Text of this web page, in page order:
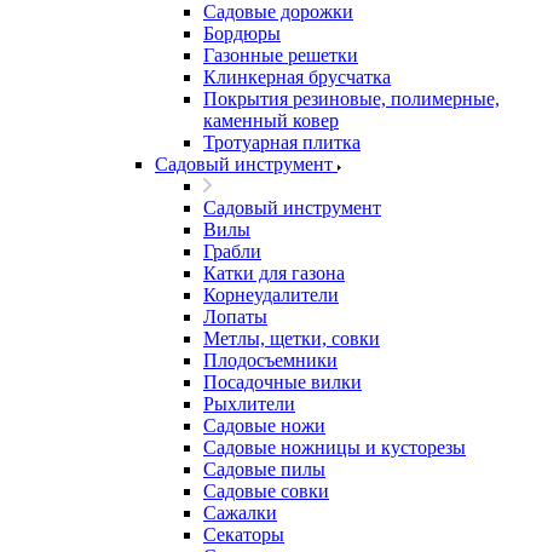
Садовые дорожки
Бордюры
Газонные решетки
Клинкерная брусчатка
Покрытия резиновые, полимерные,
каменный ковер
Тротуарная плитка
Садовый инструмент
Садовый инструмент
Вилы
Грабли
Катки для газона
Корнеудалители
Лопаты
Метлы, щетки, совки
Плодосъемники
Посадочные вилки
Рыхлители
Садовые ножи
Садовые ножницы и кусторезы
Садовые пилы
Садовые совки
Сажалки
Секаторы